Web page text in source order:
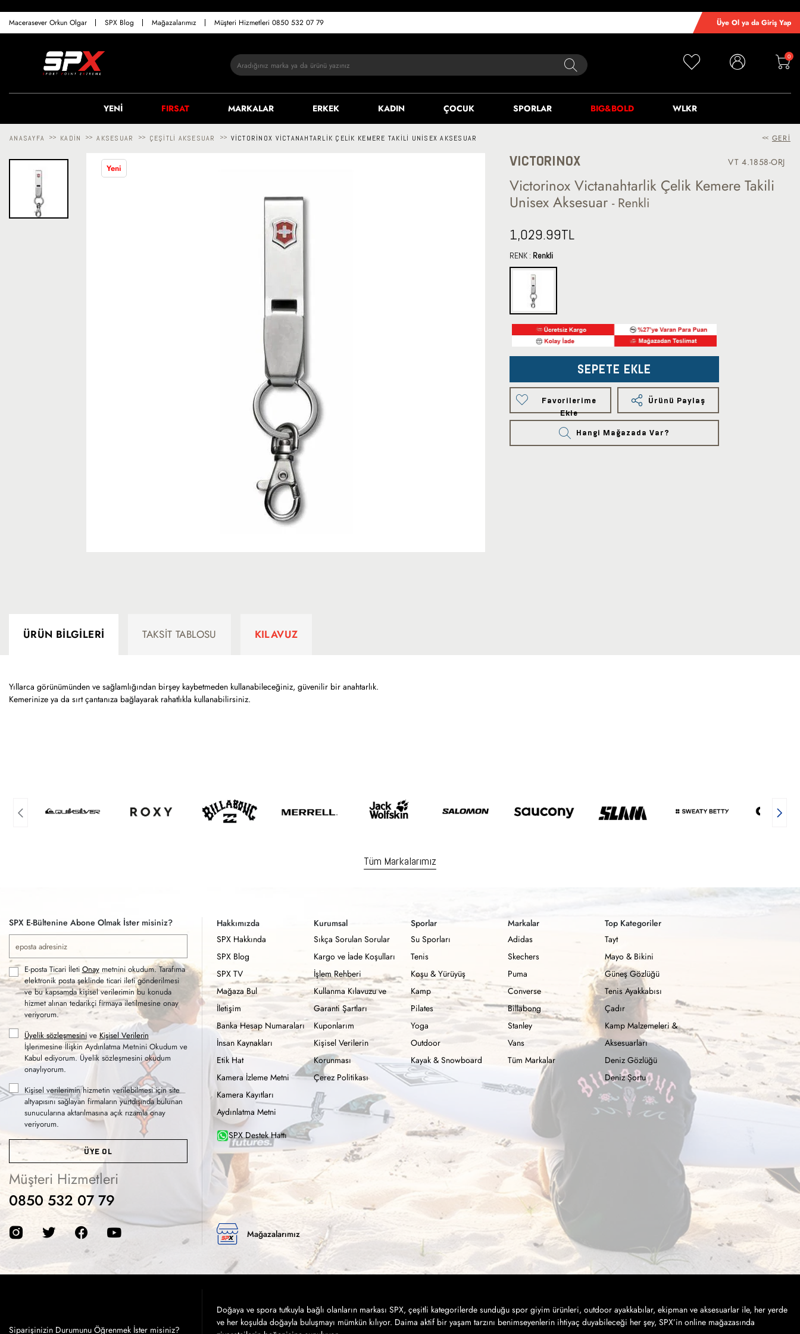
Macerasever Orkun Olgar SPX Blog Mağazalarımız Müşteri Hizmetleri 0850 532 07 79 Üye Ol ya da Giriş Yap
0
YENİ FIRSAT MARKALAR ERKEK KADIN ÇOCUK SPORLAR BIG&BOLD WLKR
ANASAYFA >> KADIN >> AKSESUAR >> ÇEŞITLI AKSESUAR >> VICTORINOX VICTANAHTARLIK ÇELIK KEMERE TAKILI UNISEX AKSESUAR << GERI
Yeni VICTORINOX VT 4.1858-ORJ
Victorinox Victanahtarlik Çelik Kemere Takili
Unisex Aksesuar - Renkli
1,029.99TL
RENK : Renkli
SEPETE EKLE
Favorilerime
Ekle
Ürünü Paylaş
Hangi Mağazada Var?
ÜRÜN BILGILERI TAKSIT TABLOSU KILAVUZ
Yıllarca görünümünden ve sağlamlığından birşey kaybetmeden kullanabileceğiniz, güvenilir bir anahtarlık.
Kemerinize ya da sırt çantanıza bağlayarak rahatlıkla kullanabilirsiniz.
Tüm Markalarımız
SPX E-Bültenine Abone Olmak İster misiniz?
E-posta Ticari İleti Onaymetnini okudum. Tarafıma
elektronik posta şeklinde ticari ileti gönderilmesi
ve bu kapsamda kişisel verilerimin bu konuda
hizmet alınan tedarikçi firmaya iletilmesine onay
veriyorum.
Üyelik sözleşmesinive Kişisel Verilerin
İşlenmesine İlişkin Aydınlatma Metnini Okudum ve
Kabul ediyorum. Üyelik sözleşmesini okudum
onaylıyorum.
Kişisel verilerimin hizmetin verilebilmesi için site
altyapısını sağlayan firmaların yurtdışında bulunan
sunucularına aktarılmasına açık rızamla onay
veriyorum.
ÜYE OL
Müşteri Hizmetleri
0850 532 07 79
Hakkımızda
SPX Hakkında
SPX Blog
SPX TV
Mağaza Bul
İletişim
Banka Hesap Numaraları
İnsan Kaynakları
Etik Hat
Kamera İzleme Metni
Kamera Kayıtları
Aydınlatma Metni
Kurumsal
Sıkça Sorulan Sorular
Kargo ve İade Koşulları
İşlem Rehberi
Kullanma Kılavuzu ve
Garanti Şartları
Kuponlarım
Kişisel Verilerin
Korunması
Çerez Politikası
Sporlar
Su Sporları
Tenis
Koşu & Yürüyüş
Kamp
Pilates
Yoga
Outdoor
Kayak & Snowboard
Markalar
Adidas
Skechers
Puma
Converse
Billabong
Stanley
Vans
Tüm Markalar
Top Kategoriler
Tayt
Mayo & Bikini
Güneş Gözlüğü
Tenis Ayakkabısı
Çadır
Kamp Malzemeleri &
Aksesuarları
Deniz Gözlüğü
Deniz Şortu
SPX Destek Hattı
Mağazalarımız
Siparişinizin Durumunu Öğrenmek İster misiniz?
Doğaya ve spora tutkuyla bağlı olanların markası SPX, çeşitli kategorilerde sunduğu spor giyim ürünleri, outdoor ayakkabılar, ekipman ve aksesuarlar ile, her yerde
ve her koşulda doğayla buluşmayı mümkün kılıyor. Daima aktif bir yaşam tarzını benimseyenlerin ihtiyaç duyabileceği her şey, SPX’in online mağazasında